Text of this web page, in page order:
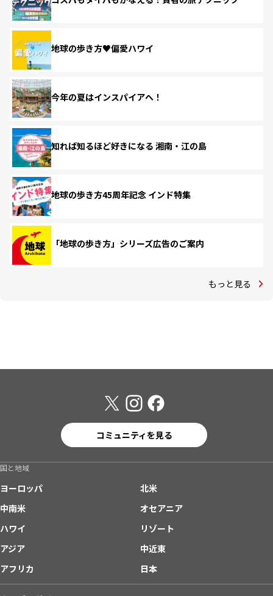
地球の歩き方♥偏愛ハワイ
今年の夏はインスパイアへ！
知れば知るほど好きになる 湘南・江の島
地球の歩き方45周年記念 インド特集
「地球の歩き方」シリーズ広告のご案内
もっと見る
コミュニティを見る
国と地域
ヨーロッパ
北米
中南米
オセアニア
ハワイ
リゾート
アジア
中近東
アフリカ
日本